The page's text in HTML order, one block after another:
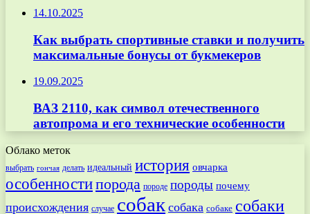
14.10.2025
Как выбрать спортивные ставки и получить
максимальные бонусы от букмекеров
19.09.2025
ВАЗ 2110, как символ отечественного
автопрома и его технические особенности
Облако меток
выбрать гончая делать идеальный история овчарка
особенностипорода породе породы почему
происхождения случае собак собака собаке собаки